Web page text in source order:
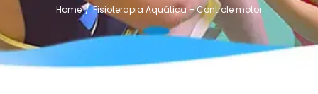
Home Fisioterapia Aquática – Controle motor